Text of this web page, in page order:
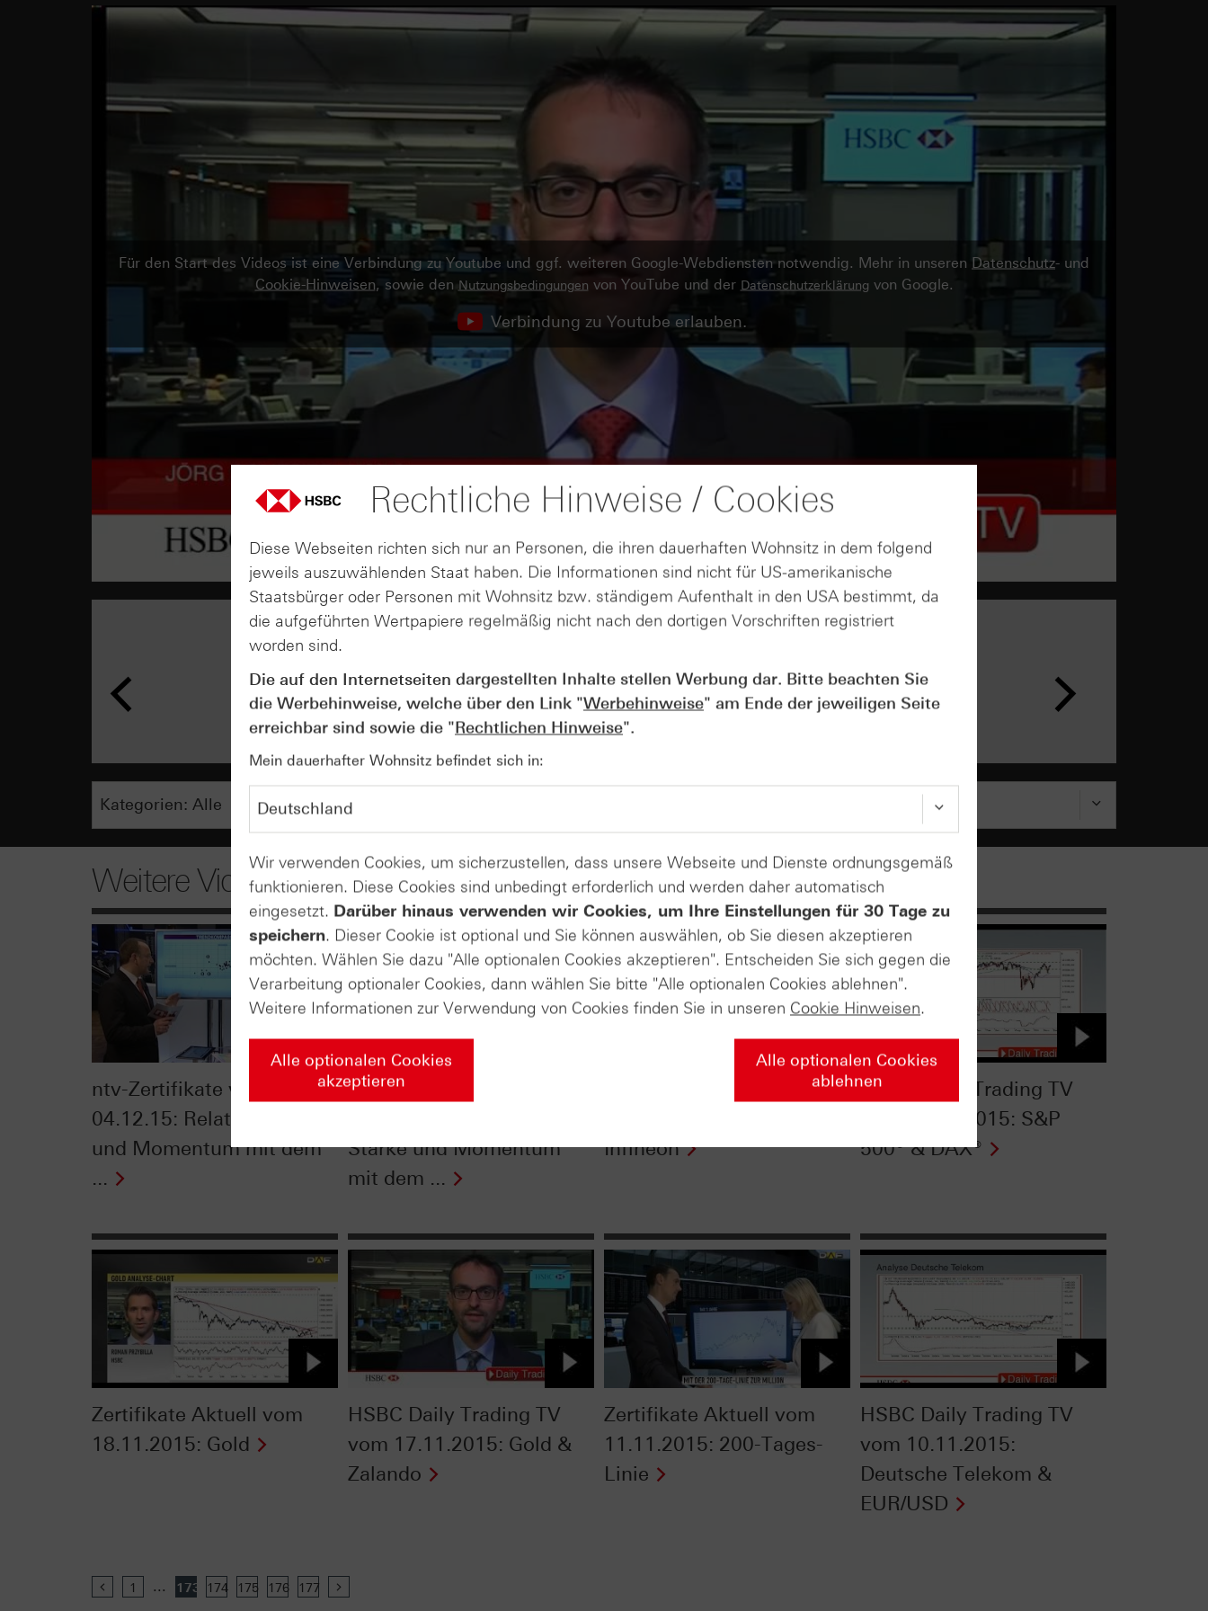
Für den Start des Videos ist eine Verbindung zu Youtube und ggf. weiteren Google-Webdiensten notwendig. Mehr in unseren Datenschutz- und
Cookie-Hinweisen, sowie den Nutzungsbedingungen von YouTube und der Datenschutzerklärung von Google.
Verbindung zu Youtube erlauben.
07
Rekordlaune? - ntv Zertifikate
07.08.26
Weitere Videos
ntv-Zertifikate vom
04.12.15: Relative Stärke
und Momentum mit dem
...
Zertifikate Aktuell vom
Stärke und Momentum
mit dem ...
HSBC Daily Trading TV
Infineon
HSBC Daily Trading TV
vom 24.11.2015: S&P
500® & DAX®
Zertifikate Aktuell vom
18.11.2015: Gold
HSBC Daily Trading TV
vom 17.11.2015: Gold &
Zalando
Zertifikate Aktuell vom
11.11.2015: 200-Tages-
Linie
HSBC Daily Trading TV
vom 10.11.2015:
Deutsche Telekom &
EUR/USD
Previous
1 ... 173 174 175 176 177
Rechtliche Hinweise / Cookies
Diese Webseiten richten sich nur an Personen, die ihren dauerhaften Wohnsitz in dem folgend
jeweils auszuwählenden Staat haben. Die Informationen sind nicht für US-amerikanische
Staatsbürger oder Personen mit Wohnsitz bzw. ständigem Aufenthalt in den USA bestimmt, da
die aufgeführten Wertpapiere regelmäßig nicht nach den dortigen Vorschriften registriert
worden sind.
Die auf den Internetseiten dargestellten Inhalte stellen Werbung dar. Bitte beachten Sie
die Werbehinweise, welche über den Link "Werbehinweise" am Ende der jeweiligen Seite
erreichbar sind sowie die "Rechtlichen Hinweise".
Mein dauerhafter Wohnsitz befindet sich in:
Wir verwenden Cookies, um sicherzustellen, dass unsere Webseite und Dienste ordnungsgemäß
funktionieren. Diese Cookies sind unbedingt erforderlich und werden daher automatisch
eingesetzt. Darüber hinaus verwenden wir Cookies, um Ihre Einstellungen für 30 Tage zu
speichern. Dieser Cookie ist optional und Sie können auswählen, ob Sie diesen akzeptieren
möchten. Wählen Sie dazu "Alle optionalen Cookies akzeptieren". Entscheiden Sie sich gegen die
Verarbeitung optionaler Cookies, dann wählen Sie bitte "Alle optionalen Cookies ablehnen".
Weitere Informationen zur Verwendung von Cookies finden Sie in unseren Cookie Hinweisen.
Alle optionalen Cookies
akzeptieren
Alle optionalen Cookies
ablehnen